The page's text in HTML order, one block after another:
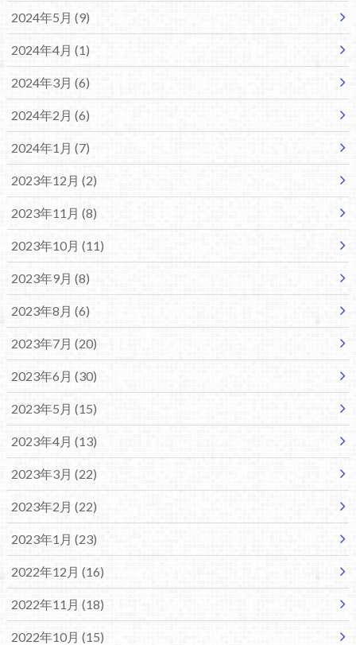
2024年5月 (9)
2024年4月 (1)
2024年3月 (6)
2024年2月 (6)
2024年1月 (7)
2023年12月 (2)
2023年11月 (8)
2023年10月 (11)
2023年9月 (8)
2023年8月 (6)
2023年7月 (20)
2023年6月 (30)
2023年5月 (15)
2023年4月 (13)
2023年3月 (22)
2023年2月 (22)
2023年1月 (23)
2022年12月 (16)
2022年11月 (18)
2022年10月 (15)